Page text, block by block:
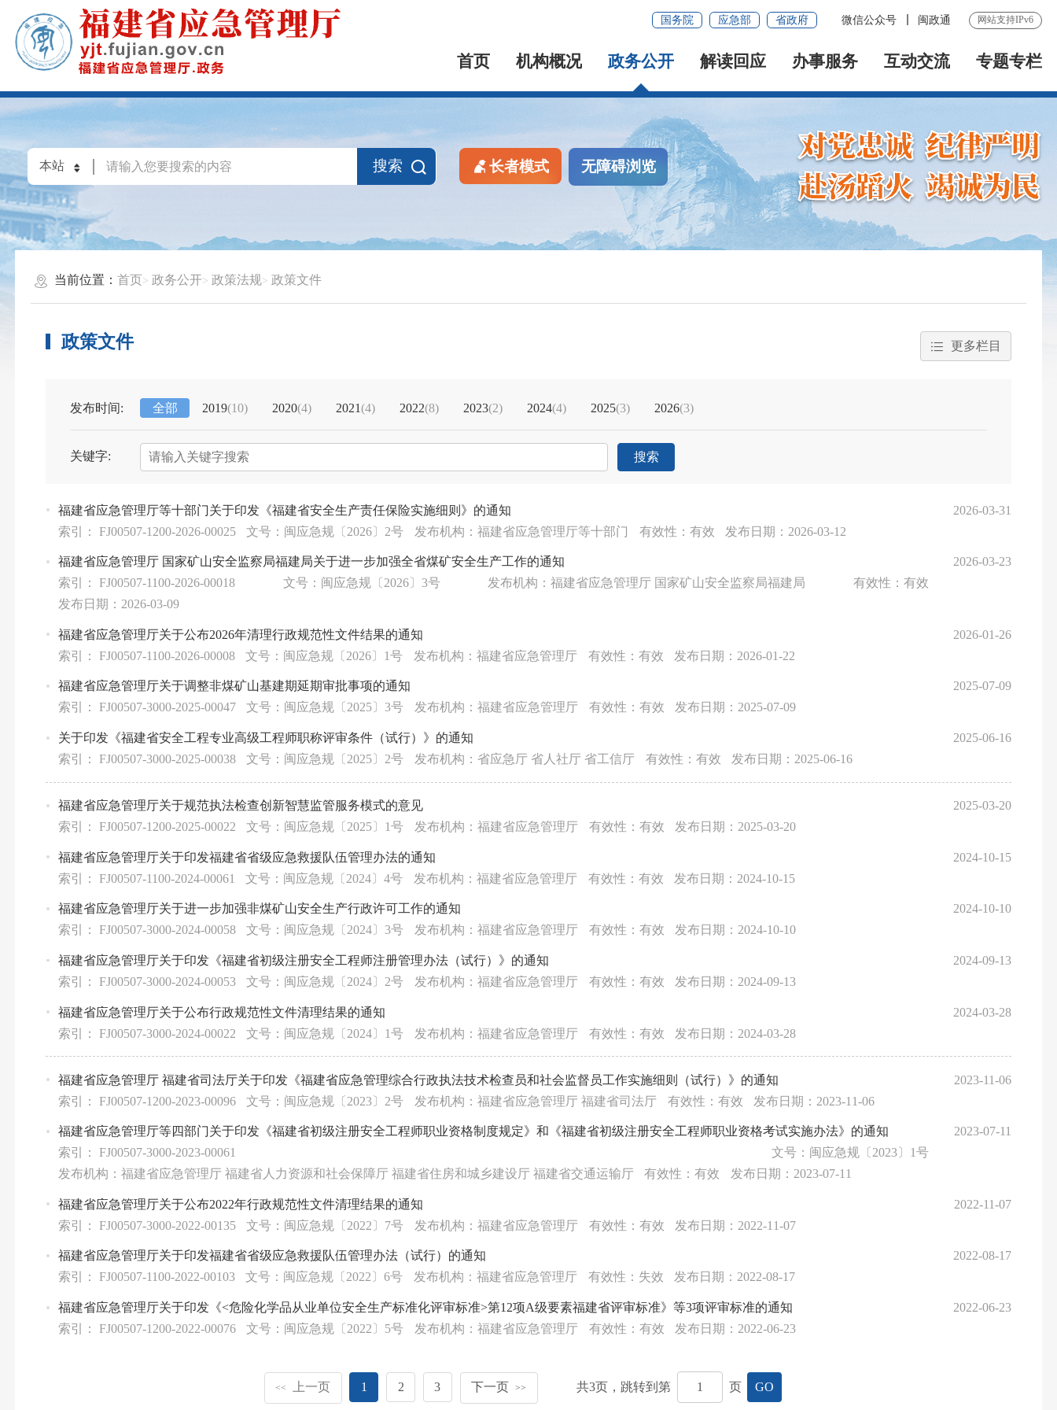
国务院 应急部 省政府 微信公众号 闽政通 网站支持IPv6
首页 机构概况 政务公开 解读回应 办事服务 互动交流 专题专栏
搜索 长者模式 无障碍浏览
当前位置：首页 政务公开 政策法规 政策文件
政策文件 更多栏目
发布时间: 全部 2019(10) 2020(4) 2021(4) 2022(8) 2023(2) 2024(4) 2025(3) 2026(3)
关键字: 搜索
福建省应急管理厅等十部门关于印发《福建省安全生产责任保险实施细则》的通知
2026-03-31
索引： FJ00507-1200-2026-00025
文号：闽应急规〔2026〕2号 发布机构：福建省应急管理厅等十部门 有效性：有效 发布日期：2026-03-12
福建省应急管理厅 国家矿山安全监察局福建局关于进一步加强全省煤矿安全生产工作的通知
2026-03-23
索引： FJ00507-1100-2026-00018
文号：闽应急规〔2026〕3号 发布机构：福建省应急管理厅 国家矿山安全监察局福建局
有效性：有效
发布日期：2026-03-09
福建省应急管理厅关于公布2026年清理行政规范性文件结果的通知
2026-01-26
索引： FJ00507-1100-2026-00008
文号：闽应急规〔2026〕1号 发布机构：福建省应急管理厅 有效性：有效 发布日期：2026-01-22
福建省应急管理厅关于调整非煤矿山基建期延期审批事项的通知
2025-07-09
索引： FJ00507-3000-2025-00047
文号：闽应急规〔2025〕3号 发布机构：福建省应急管理厅 有效性：有效 发布日期：2025-07-09
关于印发《福建省安全工程专业高级工程师职称评审条件（试行）》的通知
2025-06-16
索引： FJ00507-3000-2025-00038
文号：闽应急规〔2025〕2号 发布机构：省应急厅 省人社厅 省工信厅 有效性：有效 发布日期：2025-06-16
福建省应急管理厅关于规范执法检查创新智慧监管服务模式的意见
2025-03-20
索引： FJ00507-1200-2025-00022
文号：闽应急规〔2025〕1号 发布机构：福建省应急管理厅 有效性：有效 发布日期：2025-03-20
福建省应急管理厅关于印发福建省省级应急救援队伍管理办法的通知
2024-10-15
索引： FJ00507-1100-2024-00061
文号：闽应急规〔2024〕4号 发布机构：福建省应急管理厅 有效性：有效 发布日期：2024-10-15
福建省应急管理厅关于进一步加强非煤矿山安全生产行政许可工作的通知
2024-10-10
索引： FJ00507-3000-2024-00058
文号：闽应急规〔2024〕3号 发布机构：福建省应急管理厅 有效性：有效 发布日期：2024-10-10
福建省应急管理厅关于印发《福建省初级注册安全工程师注册管理办法（试行）》的通知
2024-09-13
索引： FJ00507-3000-2024-00053
文号：闽应急规〔2024〕2号 发布机构：福建省应急管理厅 有效性：有效 发布日期：2024-09-13
福建省应急管理厅关于公布行政规范性文件清理结果的通知
2024-03-28
索引： FJ00507-3000-2024-00022
文号：闽应急规〔2024〕1号 发布机构：福建省应急管理厅 有效性：有效 发布日期：2024-03-28
福建省应急管理厅 福建省司法厅关于印发《福建省应急管理综合行政执法技术检查员和社会监督员工作实施细则（试行）》的通知
2023-11-06
索引： FJ00507-1200-2023-00096
文号：闽应急规〔2023〕2号 发布机构：福建省应急管理厅 福建省司法厅 有效性：有效 发布日期：2023-11-06
福建省应急管理厅等四部门关于印发《福建省初级注册安全工程师职业资格制度规定》和《福建省初级注册安全工程师职业资格考试实施办法》的通知
2023-07-11
索引： FJ00507-3000-2023-00061
文号：闽应急规〔2023〕1号
发布机构：福建省应急管理厅 福建省人力资源和社会保障厅 福建省住房和城乡建设厅 福建省交通运输厅
有效性：有效 发布日期：2023-07-11
福建省应急管理厅关于公布2022年行政规范性文件清理结果的通知
2022-11-07
索引： FJ00507-3000-2022-00135
文号：闽应急规〔2022〕7号 发布机构：福建省应急管理厅 有效性：有效 发布日期：2022-11-07
福建省应急管理厅关于印发福建省省级应急救援队伍管理办法（试行）的通知
2022-08-17
索引： FJ00507-1100-2022-00103
文号：闽应急规〔2022〕6号 发布机构：福建省应急管理厅 有效性：失效 发布日期：2022-08-17
福建省应急管理厅关于印发《<危险化学品从业单位安全生产标准化评审标准>第12项A级要素福建省评审标准》等3项评审标准的通知
2022-06-23
索引： FJ00507-1200-2022-00076
文号：闽应急规〔2022〕5号 发布机构：福建省应急管理厅 有效性：有效 发布日期：2022-06-23
<< 上一页 1 2 3 下一页 >> 共3页，跳转到第 页 GO